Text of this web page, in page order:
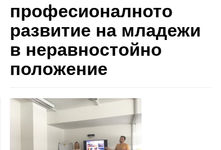
професионалното
развитие на младежи
в неравностойно
положение